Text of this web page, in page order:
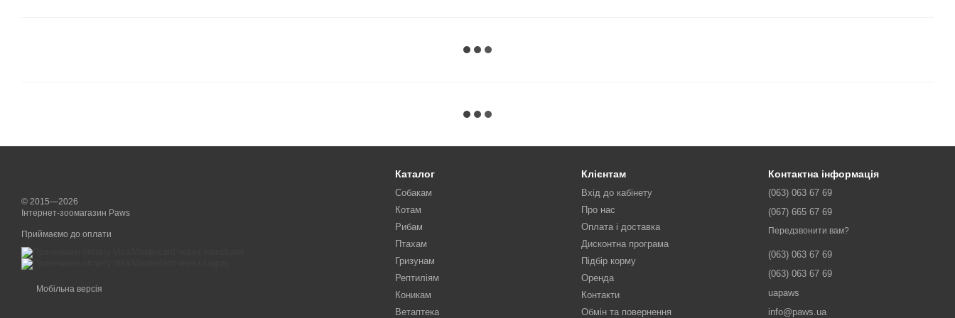
© 2015—2026
Інтернет-зоомагазин Paws
Приймаємо до оплати
Мобільна версія
Каталог
Собакам
Котам
Рибам
Птахам
Гризунам
Рептиліям
Коникам
Ветаптека
Клієнтам
Вхід до кабінету
Про нас
Оплата і доставка
Дисконтна програма
Підбір корму
Оренда
Контакти
Обмін та повернення
Контактна інформація
(063) 063 67 69
(067) 665 67 69
Передзвонити вам?
(063) 063 67 69
(063) 063 67 69
uapaws
info@paws.ua